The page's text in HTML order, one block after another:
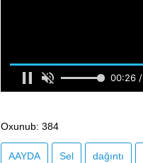
Oxunub: 384
AAYDA Sel dağıntı